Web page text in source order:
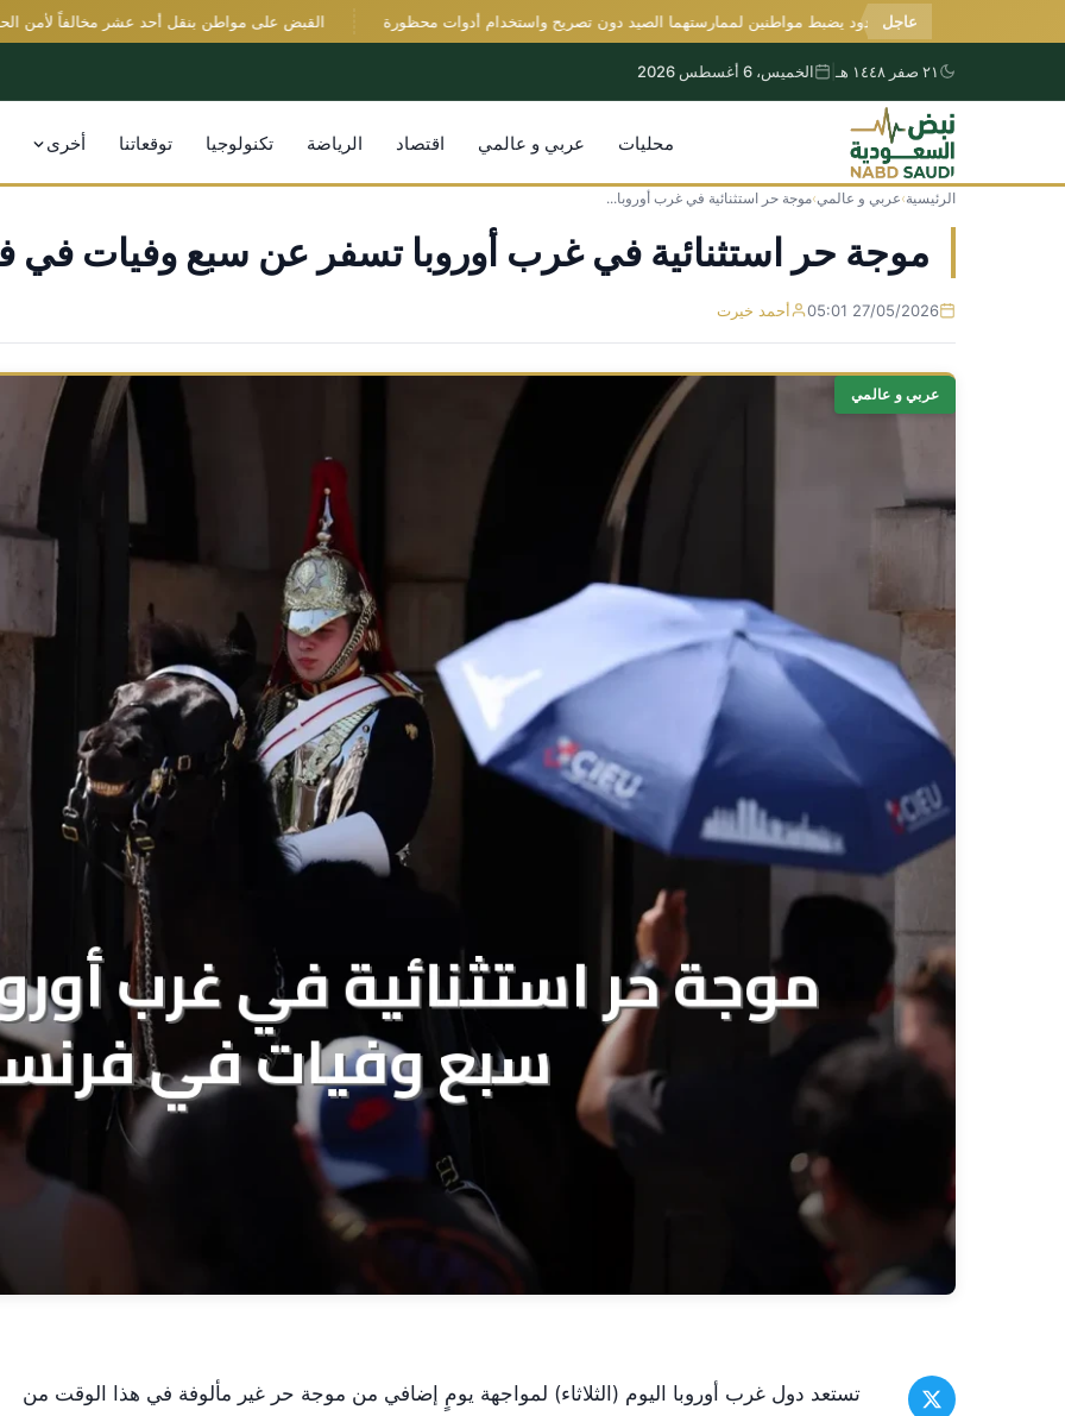
عاجل
حرس الحدود يضبط مواطنين لممارستهما الصيد دون تصريح واستخدام أدوات محظورة القبض على مواطن بنقل أحد عشر مخالفاً لأمن الحدود
٢١ صفر ١٤٤٨ هـ الخميس، 6 أغسطس 2026
محليات عربي و عالمي اقتصاد الرياضة تكنولوجيا توقعاتنا أخرى
الرئيسية›عربي و عالمي›موجة حر استثنائية في غرب أوروبا...
موجة حر استثنائية في غرب أوروبا تسفر عن سبع وفيات في
27/05/2026 05:01 أحمد خيرت
عربي و عالمي
تستعد دول غرب أوروبا اليوم (الثلاثاء) لمواجهة يومٍ إضافي من موجة حر غير مألوفة في هذا الوقت من